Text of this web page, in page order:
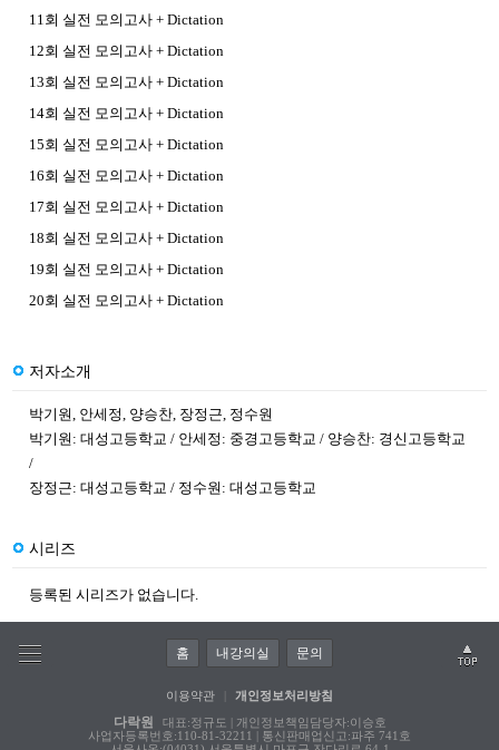
11회 실전 모의고사 + Dictation
12회 실전 모의고사 + Dictation
13회 실전 모의고사 + Dictation
14회 실전 모의고사 + Dictation
15회 실전 모의고사 + Dictation
16회 실전 모의고사 + Dictation
17회 실전 모의고사 + Dictation
18회 실전 모의고사 + Dictation
19회 실전 모의고사 + Dictation
20회 실전 모의고사 + Dictation
저자소개
박기원, 안세정, 양승찬, 장정근, 정수원
박기원 : 대성고등학교 / 안세정 : 중경고등학교 / 양승찬: 경신고등학교
/
장정근: 대성고등학교 / 정수원 : 대성고등학교
시리즈
등록된 시리즈가 없습니다.
홈 내강의실 문의
이용약관 개인정보처리방침
다락원
대표:정규도 | 개인정보책임담당자:이승호
사업자등록번호:110-81-32211 | 통신판매업신고:파주 741호